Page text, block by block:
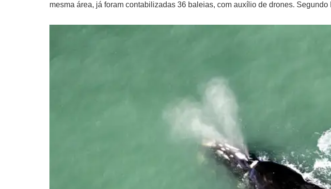
mesma área, já foram contabilizadas 36 baleias, com auxílio de drones.